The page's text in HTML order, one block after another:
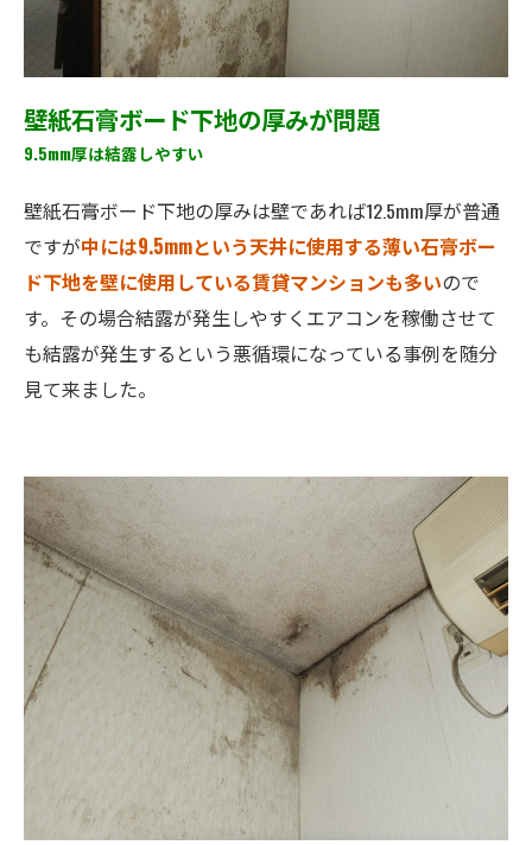
壁紙石膏ボード下地の厚みが問題
9.5mm厚は結露しやすい
壁紙石膏ボード下地の厚みは壁であれば12.5mm厚が普通
ですが中には9.5mmという天井に使用する薄い石膏ボー
ド下地を壁に使用している賃貸マンションも多いので
す。その場合結露が発生しやすくエアコンを稼働させて
も結露が発生するという悪循環になっている事例を随分
見て来ました。